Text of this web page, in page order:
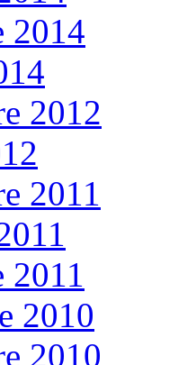
2014
2012
2011
2011
2010
2010